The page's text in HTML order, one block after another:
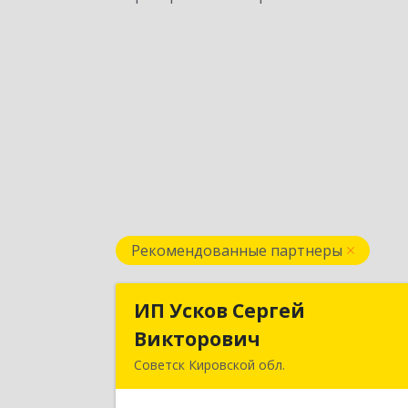
Рекомендованные партнеры
ИП Усков Сергей
Викторович
Советск Кировской обл.
ИП Усков Сергей